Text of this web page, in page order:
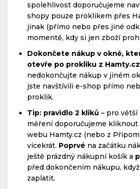
spolehlivost doporučujeme
shopy pouze proklikem přes
jinak (přímo nebo přes jiné
momentě, kdy si jen zboží
Dokončete nákup v okně,
otevře po prokliku z Hamty.cz
nedokončujte nákup v jiném
jste navštívili e-shop přímo
proklik.
Tip: pravidlo 2 kliků – pro
měření doporučujeme kliknout
webu Hamty.cz (nebo z
vícekrát. Poprvé na začátku
ještě prázdný nákupní košík a
před dokončením nákupu,
zaplatit.